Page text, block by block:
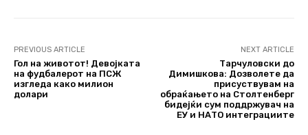
PREVIOUS ARTICLE
Гол на животот! Девојката
на фудбалерот на ПСЖ
изгледа како милион
долари
NEXT ARTICLE
Тарчуловски до
Димишкова: Дозволете да
присуствувам на
обраќањето на Столтенберг
бидејќи сум поддржувач на
ЕУ и НАТО интеграциите